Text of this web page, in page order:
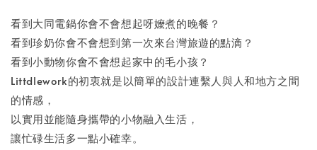
看到大同電鍋你會不會想起呀嬤煮的晚餐？
看到珍奶你會不會想到第一次來台灣旅遊的點滴？
看到小動物你會不會想起家中的毛小孩？
Littdlework的初衷就是以簡單的設計連繫人與人和地方之間
的情感，
以實用並能隨身攜帶的小物融入生活，
讓忙碌生活多一點小確幸。